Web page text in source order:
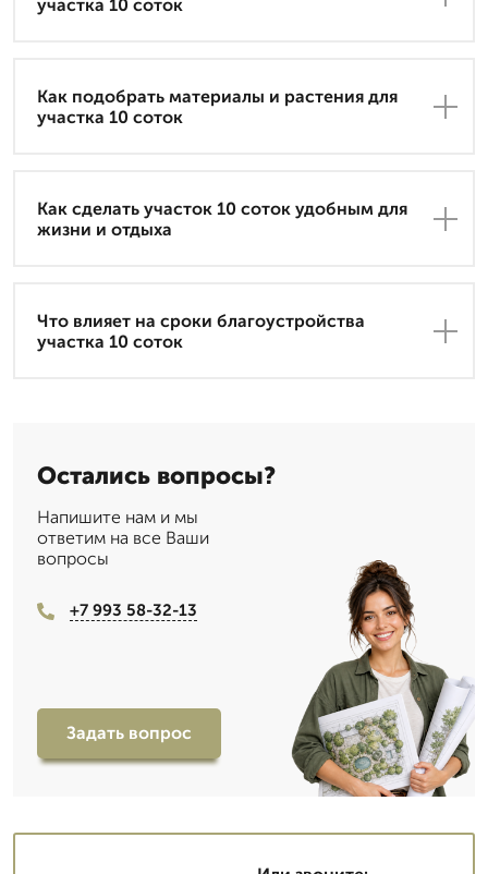
участка 10 соток
Как подобрать материалы и растения для
участка 10 соток
Как сделать участок 10 соток удобным для
жизни и отдыха
Что влияет на сроки благоустройства
участка 10 соток
Остались вопросы?
Напишите нам и мы
ответим на все Ваши
вопросы
+7 993 58-32-13
Задать вопрос